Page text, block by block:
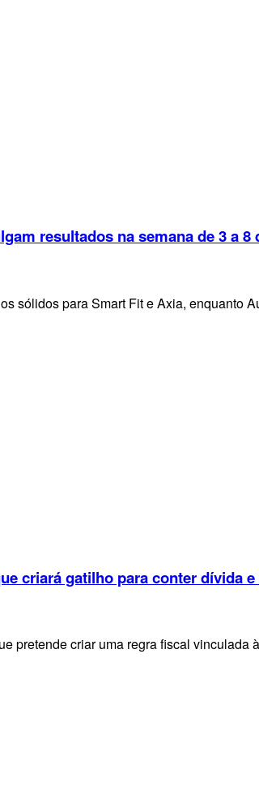
resultados na semana de 3 a 8
sólidos para Smart Fit e Axia, enquanto
criará gatilho para conter dívida
pretende criar uma regra fiscal vinculada